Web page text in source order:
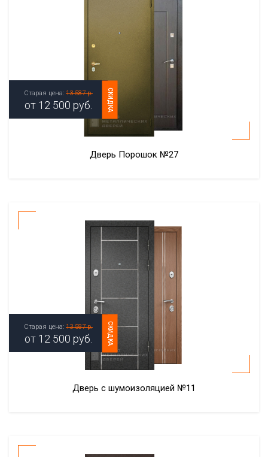
СКИДКА
Старая цена: 13 587 р.
от 12 500 руб.
Дверь Порошок №27
СКИДКА
Старая цена: 13 587 р.
от 12 500 руб.
Дверь с шумоизоляцией №11